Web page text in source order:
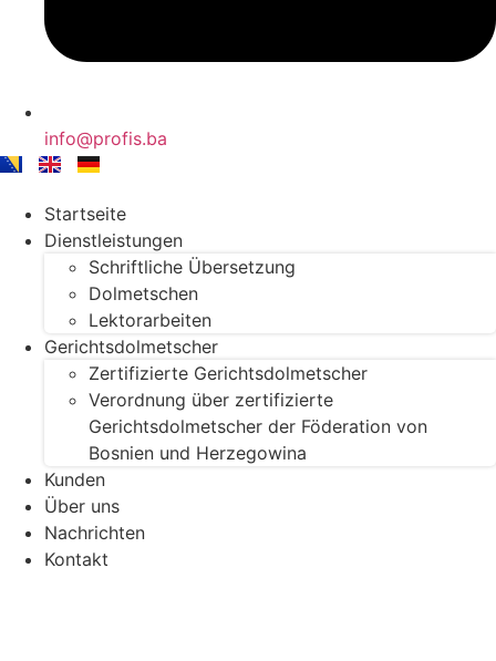
info@profis.ba
Startseite
Dienstleistungen
Schriftliche Übersetzung
Dolmetschen
Lektorarbeiten
Gerichtsdolmetscher
Zertifizierte Gerichtsdolmetscher
Verordnung über zertifizierte
Gerichtsdolmetscher der Föderation von
Bosnien und Herzegowina
Kunden
Über uns
Nachrichten
Kontakt